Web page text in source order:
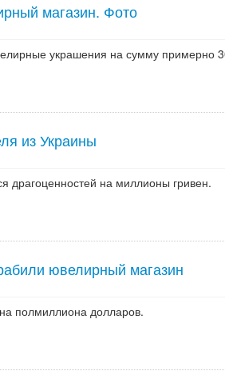
магазин. Фото
украшения на сумму примерно
из Украины
драгоценностей на миллионы гривен.
ювелирный магазин
полмиллиона долларов.